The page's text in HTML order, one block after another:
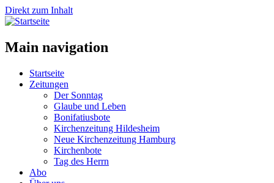
Direkt zum Inhalt
Main navigation
Startseite
Zeitungen
Der Sonntag
Glaube und Leben
Bonifatiusbote
Kirchenzeitung Hildesheim
Neue Kirchenzeitung Hamburg
Kirchenbote
Tag des Herrn
Abo